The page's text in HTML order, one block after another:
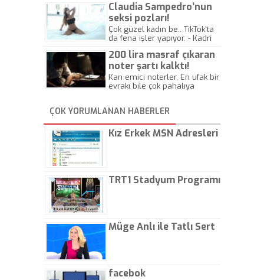
Claudia Sampedro’nun
seksi pozları!
Çok güzel kadın be.. TikTok'ta
da fena işler yapıyor. - Kadri
200 lira masraf çıkaran
noter şartı kalktı!
Kan emici noterler. En ufak bir
evrakı bile çok pahalıya
kaptırıyorsunuz. - Kayhan
Gezenti
ÇOK YORUMLANAN HABERLER
Kız Erkek MSN Adresleri
TRT1 Stadyum Programı
Müge Anlı ile Tatlı Sert
facebok